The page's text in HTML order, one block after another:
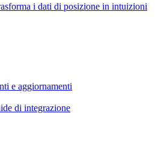
i dati di posizione in intuizioni
e aggiornamenti
di integrazione